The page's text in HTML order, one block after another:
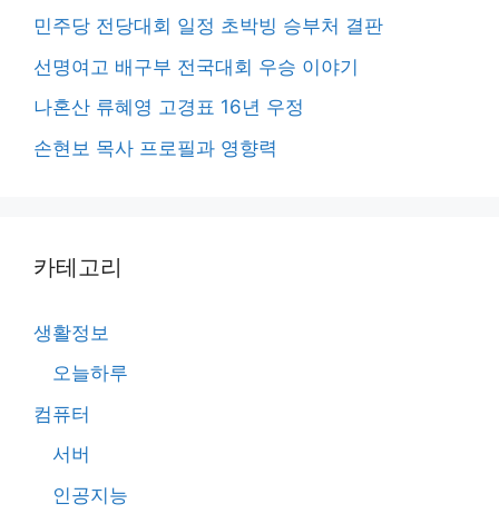
민주당 전당대회 일정 초박빙 승부처 결판
선명여고 배구부 전국대회 우승 이야기
나혼산 류혜영 고경표 16년 우정
손현보 목사 프로필과 영향력
카테고리
생활정보
오늘하루
컴퓨터
서버
인공지능